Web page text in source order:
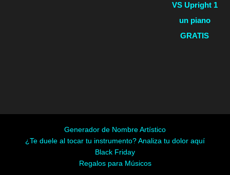
VS Upright 1
un piano
GRATIS
Generador de Nombre Artístico
¿Te duele al tocar tu instrumento? Analiza tu dolor aquí
Black Friday
Regalos para Músicos